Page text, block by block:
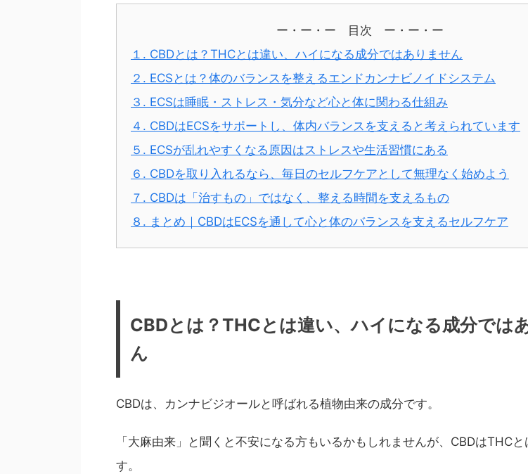
ー・ー・ー 目次 ー・ー・ー
１. CBDとは？THCとは違い、ハイになる成分ではありません
２. ECSとは？体のバランスを整えるエンドカンナビノイドシステム
３. ECSは睡眠・ストレス・気分など心と体に関わる仕組み
４. CBDはECSをサポートし、体内バランスを支えると考えられています
５. ECSが乱れやすくなる原因はストレスや生活習慣にある
６. CBDを取り入れるなら、毎日のセルフケアとして無理なく始めよう
７. CBDは「治すもの」ではなく、整える時間を支えるもの
８. まとめ｜CBDはECSを通して心と体のバランスを支えるセルフケア
CBDとは？THCとは違い、ハイになる成分では
ん
CBDは、カンナビジオールと呼ばれる植物由来の成分です。
「大麻由来」と聞くと不安になる方もいるかもしれませんが、CBDはTHC
す。